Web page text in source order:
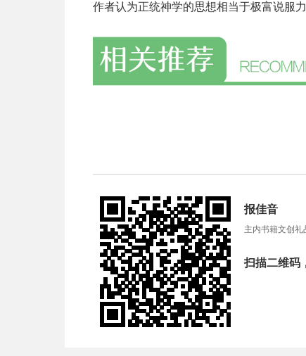
作者认为正统神学的思想相当于极富说服
报佳音
主内书籍文创礼
扫描二维码